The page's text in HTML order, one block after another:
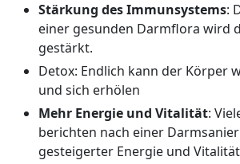
Stärkung des Immunsystems:
einer gesunden Darmflora wird
gestärkt.
Detox: Endlich kann der Körper
und sich erhölen
Mehr Energie und Vitalität:
berichten nach einer
gesteigerter Energie und